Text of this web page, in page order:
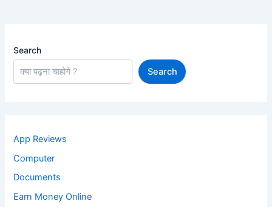
Search
Search
App Reviews
Computer
Documents
Earn Money Online